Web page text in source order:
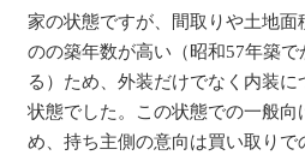
家の状態ですが、間取りや土地面
のの築年数が高い（昭和57年築
る）ため、外装だけでなく内装に
状態でした。この状態での一般向
め、持ち主側の意向は買い取りで